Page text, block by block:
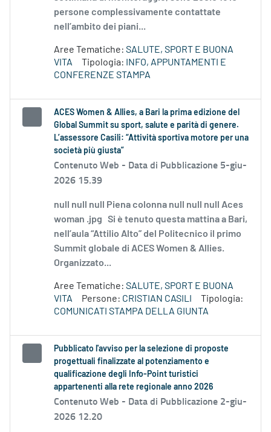
persone complessivamente contattate
nell’ambito dei piani...
Aree Tematiche: SALUTE, SPORT E BUONA
VITA
Tipologia:
INFO, APPUNTAMENTI E
CONFERENZE STAMPA
ACES Women & Allies, a Bari la prima edizione del
Global Summit su sport, salute e parità di genere.
L’assessore Casili: “Attività sportiva motore per una
società più giusta”
Contenuto Web - Data di Pubblicazione 5-giu-
2026 15.39
null null null Piena colonna null null null Aces
woman .jpg Si è tenuto questa mattina a Bari,
nell’aula “Attilio Alto” del Politecnico il primo
Summit globale di ACES Women & Allies.
Organizzato...
Aree Tematiche: SALUTE, SPORT E BUONA
VITA
Persone: CRISTIAN CASILI
Tipologia:
COMUNICATI STAMPA DELLA GIUNTA
Pubblicato l'avviso per la selezione di proposte
progettuali finalizzate al potenziamento e
qualificazione degli Info-Point turistici
appartenenti alla rete regionale anno 2026
Contenuto Web - Data di Pubblicazione 2-giu-
2026 12.20